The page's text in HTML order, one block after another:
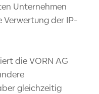
Unternehmen
der IP-
die VORN AG
gleichzeitig